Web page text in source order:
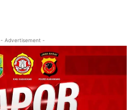
- Advertisement -